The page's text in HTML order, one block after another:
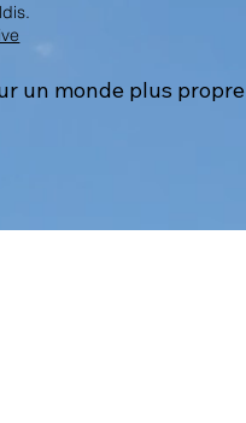
un monde plus propre